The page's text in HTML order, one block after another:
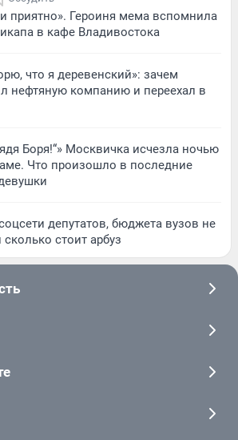
приятно». Героиня мема вспомнила
в кафе Владивостока
что я деревенский»: зачем
нефтяную компанию и переехал в
Боря!“» Москвичка исчезла ночью
Что произошло в последние
депутатов, бюджета вузов не
стоит арбуз